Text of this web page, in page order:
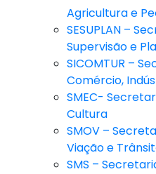
Agricultura e
SESUPLAN –
Supervisão e
SICOMTUR –
Comércio,
SMEC-
Cultura
SMOV –
Viação e
SMS –